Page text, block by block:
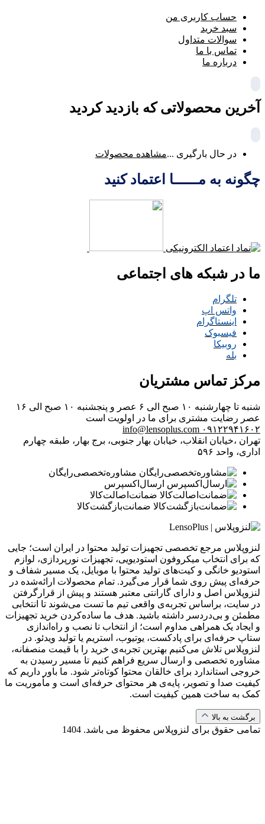
حساب کاربری من
سبد خرید
سوالات متداول
تماس با ما
درباره ما
آخرین محصولاتی که بازدید کردید
در حال بارگیری ...مشاهده محصولات
چگونه به مــــــا اعتماد کنید
ما در شبکه های اجتماعی
تلگرام
واتس اپ
اینستاگرام
فیسبوک
روبیکا
بله
مرکز تماس مشتریان
شنبه تا چهارشنبه ۱۰ صبح الی ۶ عصر و پنجشنبه ۱۰ صبح الی ۱۶
عصر رضایت مشتری برای ما در اولویت است
۰۹۱۲۲۹۴۱۶۰۲ info@lensoplus.com
تهران ،خیابان انقلاب، خیابان بهار جنوبی، برج بهار، طبقه چهارم
اداری، واحد ۵۹۶
مشاوره‌تخصصی‌رایگان
ارسال‌اکسپرس
ضمانت‌اصالت‌کالا
ضمانت‌بازگشت‌کالا
لنزوپلاس مرجع تخصصی تجهیزات تولید محتوا در ایران است؛ جایی
که برای انتخاب میکروفون استودیویی، تجهیزات نورپردازی، لوازم
استودیو خانگی و کیت‌های تولید محتوا با موبایل، یک مسیر شفاف و
حرفه‌ای پیش روی شما قرار می‌گیرد. تمام محصولات ارائه‌شده در
لنزوپلاس اصل و دارای گارانتی معتبر هستند و پیش از قرارگرفتن
در سایت، براساس تجربه‌ی واقعی تیم ما تست می‌شوند تا انتخابی
مطمئن و بی‌دردسر داشته باشید. هدف ما ساده‌کردن خرید تجهیزات
و ایجاد یک همراهی مداوم است؛ از انتخاب تا نصب و راه‌اندازی
ستاپ حرفه‌ای برای پادکست، یوتیوب، استریم یا تولید ویدئو. در
لنزوپلاس تلاش می‌کنیم بهترین تجربه‌ی خرید را با قیمت منصفانه،
مشاوره تخصصی و ارسال سریع فراهم کنیم تا مسیر رسیدن به
خروجی استاندارد برای خالقان محتوا کوتاه‌تر شود. ما باور داریم که
کیفیت صدا و تصویر، پایه‌ی هر محتوای حرفه‌ای است و مأموریت ما
کمک به ساخت همین کیفیت است.
برگشت به بالا
تمامی حقوق برای لنزوپلاس محفوظ می باشد. 1404